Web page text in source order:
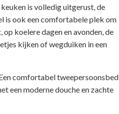
is volledig uitgerust, de
is ook een comfortabele plek om
koelere dagen en avonden, de
kijken of wegduiken in een
comfortabel tweepersoonsbed
een moderne douche en zachte